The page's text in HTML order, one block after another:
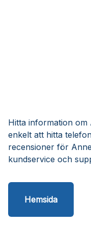
Hitta information om
enkelt att hitta
recensioner för
kundservice och
Hemsida